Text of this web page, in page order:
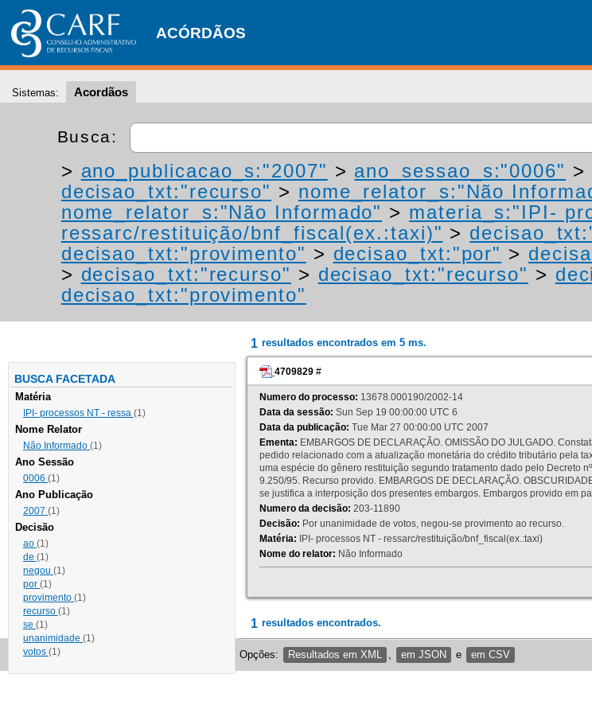
ACÓRDÃOS
Sistemas: Acordãos
Busca:
> ano_publicacao_s:"2007" > ano_sessao_s:"0006" >
decisao_txt:"recurso" > nome_relator_s:"Não
nome_relator_s:"Não Informado" > materia_s:"IPI-
ressarc/restituição/bnf_fiscal(ex.:taxi)" >
decisao_txt:"provimento" > decisao_txt:"por" >
> decisao_txt:"recurso" > decisao_txt:"recurso" >
decisao_txt:"provimento"
BUSCA FACETADA
Matéria
IPI- processos NT - ressa (1)
Nome Relator
Não Informado (1)
Ano Sessão
0006 (1)
Ano Publicação
2007 (1)
Decisão
ao (1)
de (1)
negou (1)
por (1)
provimento (1)
recurso (1)
se (1)
unanimidade (1)
votos (1)
1 resultados encontrados em 5 ms.
4709829 #
Numero do processo: 13678.000190/2002-14
Data da sessão: Sun Sep 19 00:00:00 UTC 6
Data da publicação: Tue Mar 27 00:00:00 UTC 2007
Ementa: EMBARGOS DE DECLARAÇÃO. OMISSÃO DO JULGADO.
pedido relacionado com a atualização monetária do crédito tributário pela
uma espécie do gênero restituição segundo tratamento dado pelo Decreto
9.250/95. Recurso provido. EMBARGOS DE DECLARAÇÃO.
se justifica a interposição dos presentes embargos. Embargos provido em
Numero da decisão: 203-11890
Decisão: Por unanimidade de votos, negou-se provimento ao recurso.
Matéria: IPI- processos NT - ressarc/restituição/bnf_fiscal(ex.:taxi)
Nome do relator: Não Informado
1 resultados encontrados.
Opções: Resultados em XML em JSON e em CSV